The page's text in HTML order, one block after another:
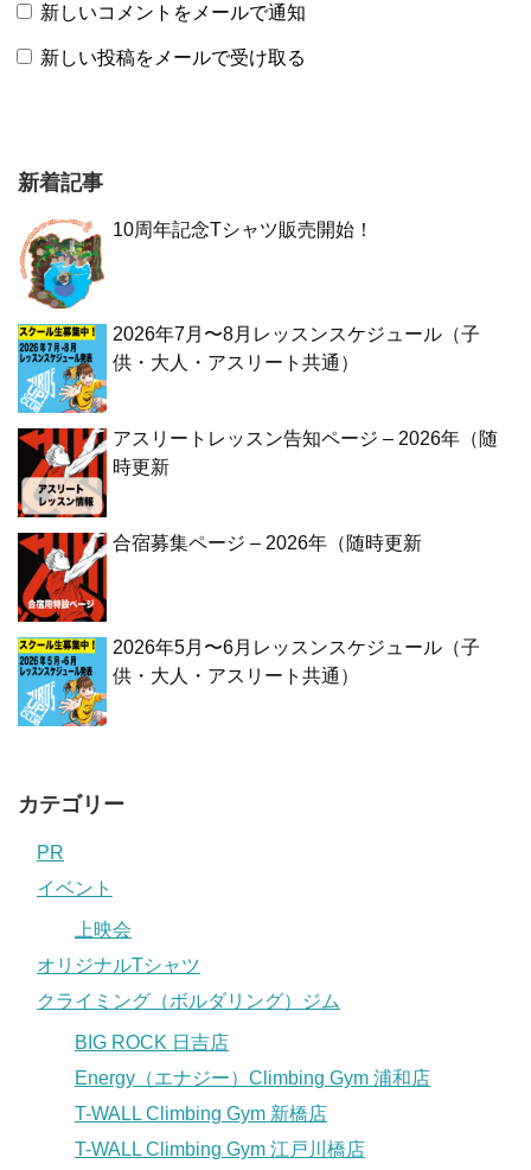
新しいコメントをメールで通知
新しい投稿をメールで受け取る
新着記事
10周年記念Tシャツ販売開始！
2026年7月〜8月レッスンスケジュール（子
供・大人・アスリート共通）
アスリートレッスン告知ページ – 2026年（随
時更新
合宿募集ページ – 2026年（随時更新
2026年5月〜6月レッスンスケジュール（子
供・大人・アスリート共通）
カテゴリー
PR
イベント
上映会
オリジナルTシャツ
クライミング（ボルダリング）ジム
BIG ROCK 日吉店
Energy（エナジー）Climbing Gym 浦和店
T-WALL Climbing Gym 新橋店
T-WALL Climbing Gym 江戸川橋店